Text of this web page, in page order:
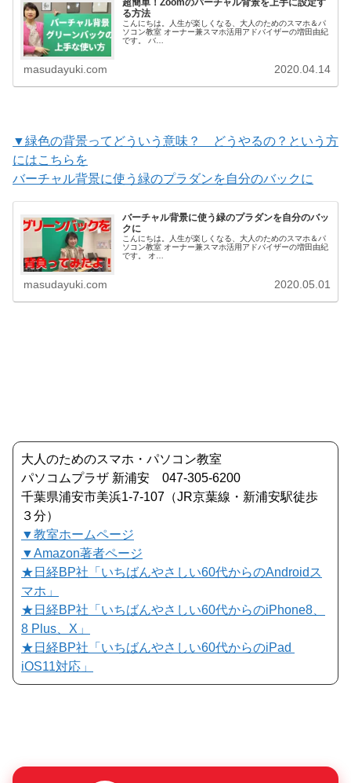
る方法
こんにちは。人生が楽しくなる、大人のためのスマホ＆パ
ソコン教室 オーナー兼スマホ活用アドバイザーの増田由紀
です。 バ…
masudayuki.com 2020.04.14
▼緑色の背景ってどういう意味？ どうやるの？という方
にはこちらを
バーチャル背景に使う緑のプラダンを自分のバックに
バーチャル背景に使う緑のプラダンを自分のバッ
クに
こんにちは。人生が楽しくなる、大人のためのスマホ＆パ
ソコン教室 オーナー兼スマホ活用アドバイザーの増田由紀
です。 オ…
masudayuki.com 2020.05.01
大人のためのスマホ・パソコン教室
パソコムプラザ 新浦安 047-305-6200
千葉県浦安市美浜1-7-107（JR京葉線・新浦安駅徒歩
３分）
▼教室ホームページ
▼Amazon著者ページ
★日経BP社「いちばんやさしい60代からのAndroidス
マホ」
★日経BP社「いちばんやさしい60代からのiPhone8、
8 Plus、X」
★日経BP社「いちばんやさしい60代からのiPad
iOS11対応」